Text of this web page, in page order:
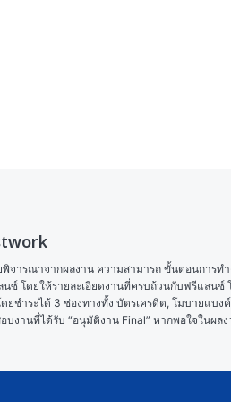
จารณาจากผลงาน ความสามารถ ขั้นตอนการท
นซ์ โดยให้รายละเอียดงานที่ครบถ้วนกับฟรีแลน
ดยชำระได้ 3 ช่องทางทั้ง บัตรเครดิต, โมบายแ
บงานที่ได้รับ “อนุมัติงาน Final” หากพอใจในผ